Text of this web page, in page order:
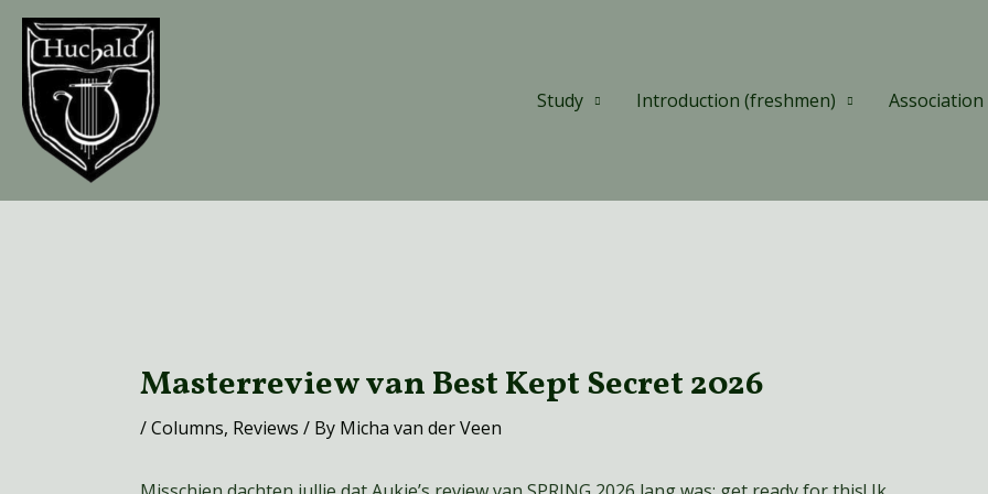
Skip
content
Study
Introduction (freshmen) Association
Masterreview van Best Kept Secret 2026
/Columns, Reviews / By Micha van der Veen